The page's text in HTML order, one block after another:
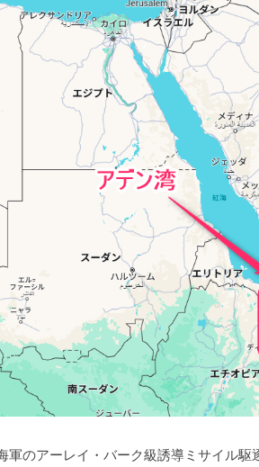
軍のアーレイ・バーク級誘導ミサイル駆